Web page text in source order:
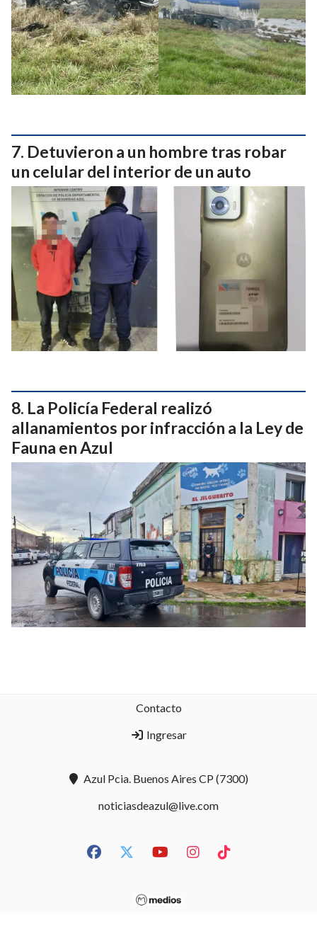
Detuvieron a un hombre tras robar
un celular del interior de un auto
La Policía Federal realizó
allanamientos por infracción a la Ley de
Fauna en Azul
Contacto
Ingresar
Azul Pcia. Buenos Aires CP (7300)
noticiasdeazul@live.com